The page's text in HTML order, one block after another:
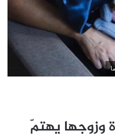
وزوجها يهتمّ